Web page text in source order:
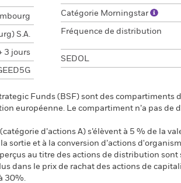
S.A.
3 jours
Catégorie Morningstar
Fréquence de distribution
SEDOL
Funds (BSF) sont des compartiments
européenne. Le compartiment n’a pas de
d’actions A) s’élèvent à 5 % de la
sortie et à la conversion d’actions
au titre des actions de distribution
dans le prix de rachat des actions de
30%.